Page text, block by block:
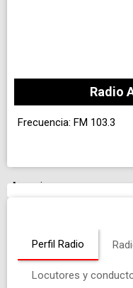
Radio
Frecuencia: FM 103.3
Anuncio
Perfil Radio
Locutores y